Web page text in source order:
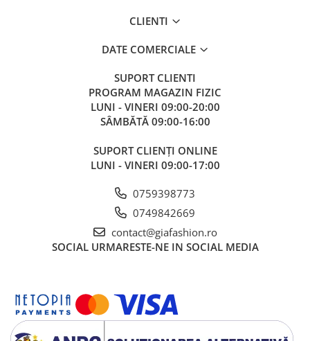
CLIENTI
DATE COMERCIALE
SUPORT CLIENTI
PROGRAM MAGAZIN FIZIC
LUNI - VINERI 09:00-20:00
SÂMBĂTĂ 09:00-16:00
SUPORT CLIENȚI ONLINE
LUNI - VINERI 09:00-17:00
0759398773
0749842669
contact@giafashion.ro
SOCIAL URMARESTE-NE IN SOCIAL MEDIA